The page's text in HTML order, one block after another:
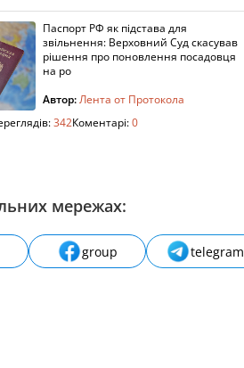
Паспорт РФ як підстава для
звільнення: Верховний Суд скасував
рішення про поновлення посадовця
на ро
Автор:Лента от Протокола
342Коментарі:0
мережах:
group telegram